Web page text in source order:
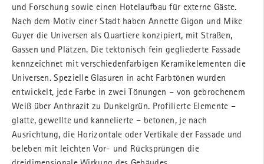
und Forschung sowie einen Hotelaufbau für externe Gäste.
Nach dem Motiv einer Stadt haben Annette Gigon und Mike
Guyer die Universen als Quartiere konzipiert, mit Straßen,
Gassen und Plätzen. Die tektonisch fein gegliederte Fassade
kennzeichnet mit verschiedenfarbigen Keramikelementen die
Universen. Spezielle Glasuren in acht Farbtönen wurden
entwickelt, jede Farbe in zwei Tönungen – von gebrochenem
Weiß über Anthrazit zu Dunkelgrün. Profilierte Elemente –
glatte, gewellte und kannelierte – betonen, je nach
Ausrichtung, die Horizontale oder Vertikale der Fassade und
beleben mit leichten Vor- und Rücksprüngen die